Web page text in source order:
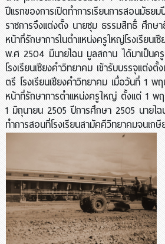
ปีแรกของการเปิดทำการเรียนการสอนมัธ
ราชการจึงแต่งตั้ง นายชุม ธรรมสิทธิ์ ศึกษา
หน้าที่รักษาการในตำแหน่งครูใหญ่โรงเรียนเ
พ.ศ 2504 มีนายไฉน มูลสถาน ได้มาเป็นค
โรงเรียนเชียงคำวิทยาคม เข้ารับบรรจุแต่งตั้
ตรี โรงเรียนเชียงคำวิทยาคม เมื่อวันที่ 1
หน้าที่รักษาการตำแหน่งครูใหญ่ ตั้งแต่ 1
1 มิถุนายน 2505 ปีการศึกษา 2505 นายไ
ทำการสอนที่โรงเรียนสามัคคีวิทยาคมจนเก